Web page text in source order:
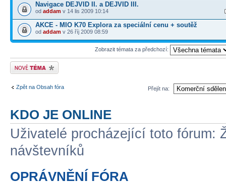
Navigace DEJVID II. a DEJVID III.
od addam v 14 lis 2009 10:14
AKCE - MIO K70 Explora za speciální cenu + soutěž
od addam v 26 říj 2009 08:59
Zobrazit témata za předchozí:
Odeslat nové téma
Zpět na Obsah fóra Přejít na:
KDO JE ONLINE
Uživatelé procházející toto fórum:
návštevníků
OPRÁVNĚNÍ FÓRA